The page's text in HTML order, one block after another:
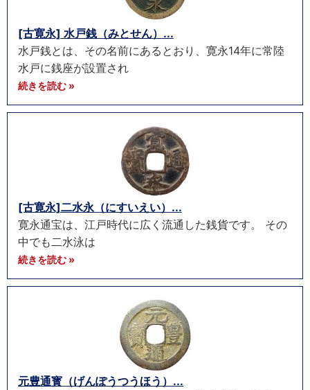
[古寛永] 水戸銭（みとせん）...
水戸銭とは、その名前にあるとおり、寛永14年に常陸
水戸に銭座が設置され
続きを読む »
[古寛永]二水永（にすいえい）...
寛永通宝は、江戸時代に広く流通した銭貨です。 その
中でも二水泳は
続きを読む »
元豊通寳（げんぽうつうほう）...